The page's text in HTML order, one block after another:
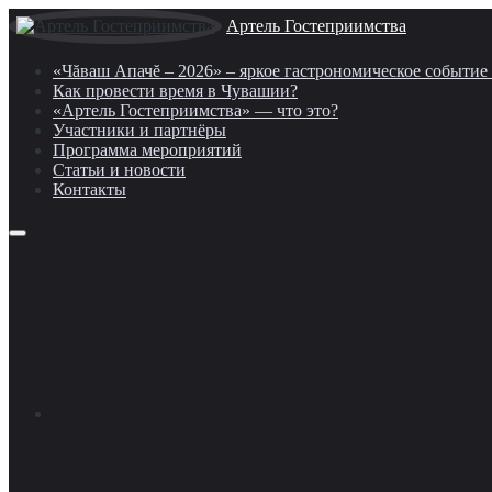
Артель Гостеприимства
«Чăваш Апачĕ – 2026» – яркое гастрономическое
Как провести время в Чувашии?
«Артель Гостеприимства» — что это?
Участники и партнёры
Программа мероприятий
Статьи и новости
Контакты